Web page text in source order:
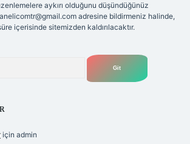
aykırı olduğunu düşündüğünüz
adresine bildirmeniz halinde,
içerisinde sitemizden kaldırılacaktır.
için admin